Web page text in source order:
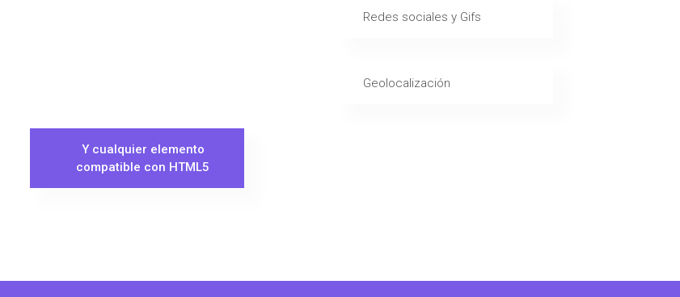
Redes sociales y Gifs
Geolocalización
Y cualquier elemento
compatible con HTML5